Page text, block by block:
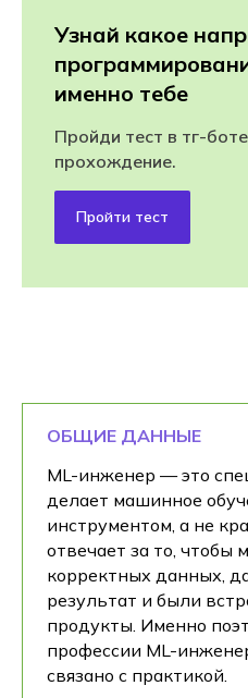
Узнай какое
именно тебе
Пройди тест в тг-
прохождение.
Пройти тест
ОБЩИЕ ДАННЫЕ
ML-инженер — это
делает машинное
инструментом, а не
отвечает за то, чтобы
корректных данных,
результат и были
продукты. Именно
профессии ML-
связано с практикой.